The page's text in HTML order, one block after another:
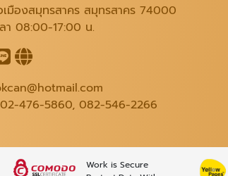
มืองสมุทรสาคร สมุทรสาคร 74000
า 08:00-17:00 น.
02-476-5860, 082-546-2266
Work is Secure